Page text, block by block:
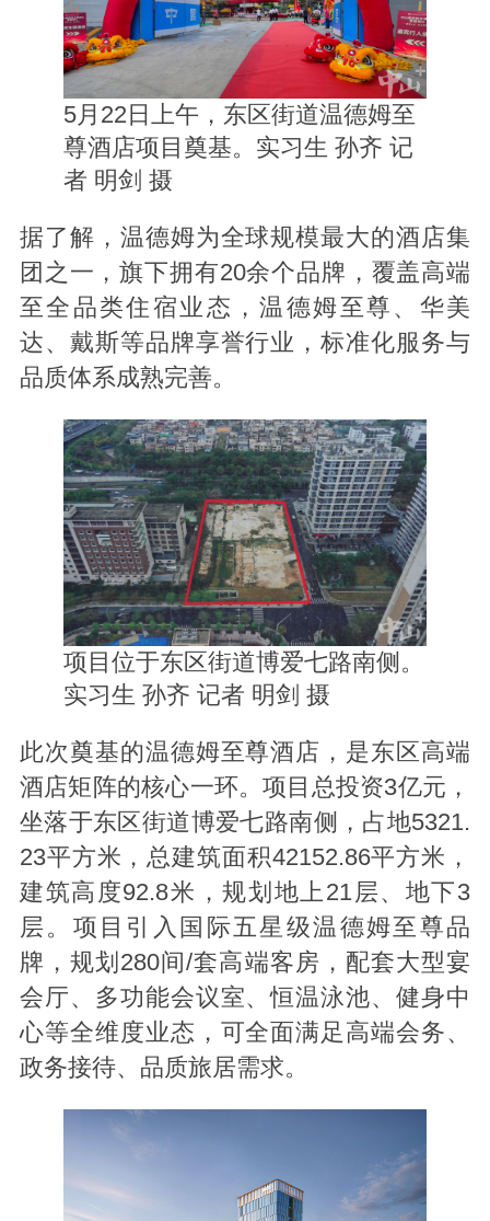
5月22日上午，东区街道温德姆至
尊酒店项目奠基。实习生 孙齐 记
者 明剑 摄
据了解，温德姆为全球规模最大的酒店集
团之一，旗下拥有20余个品牌，覆盖高端
至全品类住宿业态，温德姆至尊、华美
达、戴斯等品牌享誉行业，标准化服务与
品质体系成熟完善。
项目位于东区街道博爱七路南侧。
实习生 孙齐 记者 明剑 摄
此次奠基的温德姆至尊酒店，是东区高端
酒店矩阵的核心一环。项目总投资3亿元，
坐落于东区街道博爱七路南侧，占地5321.
23平方米，总建筑面积42152.86平方米，
建筑高度92.8米，规划地上21层、地下3
层。项目引入国际五星级温德姆至尊品
牌，规划280间/套高端客房，配套大型宴
会厅、多功能会议室、恒温泳池、健身中
心等全维度业态，可全面满足高端会务、
政务接待、品质旅居需求。